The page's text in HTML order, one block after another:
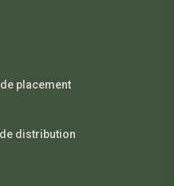
placement
distribution